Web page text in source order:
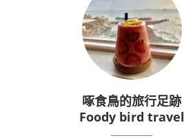
啄食鳥的旅行足跡
Foody bird travel